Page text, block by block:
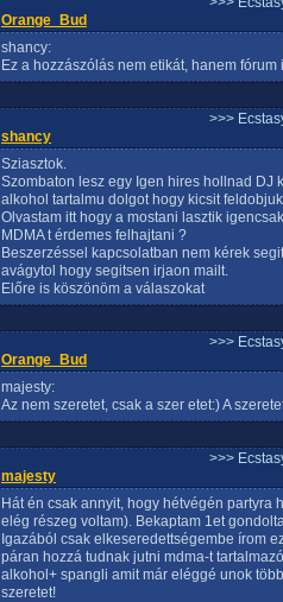
Orange_Bud
shancy:
Ez a hozzászólás nem etikát, hanem
>>>
shancy
Sziasztok.
Szombaton lesz egy Igen hires hollnad DJ
alkohol tartalmu dolgot hogy kicsit
Olvastam itt hogy a mostani lasztik
MDMA t érdemes felhajtani ?
Beszerzéssel kapcsolatban nem kérek
avágytol hogy segitsen irjaon mailt.
Előre is köszönöm a válaszokat
>>>
Orange_Bud
majesty:
Az nem szeretet, csak a szer etet:) A
>>>
majesty
Hát én csak annyit, hogy hétvégén partyra
elég részeg voltam). Bekaptam 1et
Igazából csak elkeseredettségembe írom
páran hozzá tudnak jutni mdma-t
alkohol+ spangli amit már eléggé unok
szeretet!